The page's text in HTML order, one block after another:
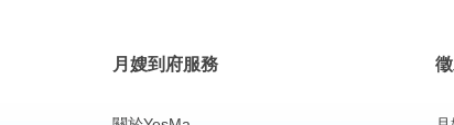
月嫂到府服務